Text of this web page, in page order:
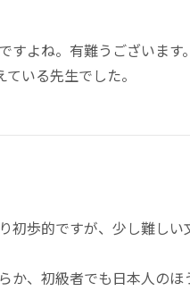
すよね。有難うございま
いる先生でした。
初歩的ですが、少し難し
か、初級者でも日本人のほ